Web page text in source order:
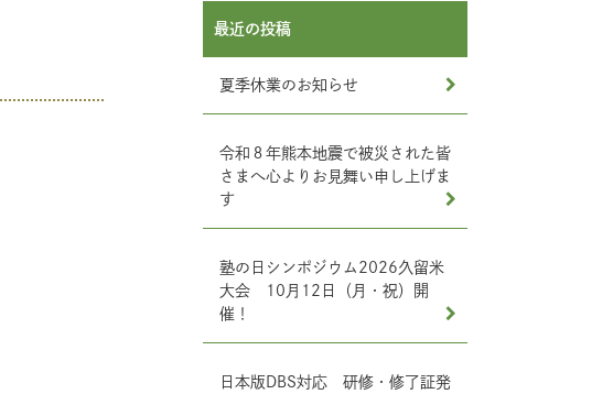
最近の投稿
夏季休業のお知らせ
令和８年熊本地震で被災された皆
さまへ心よりお見舞い申し上げま
す
塾の日シンポジウム2026久留米
大会 10月12日（月・祝）開
催！
日本版DBS対応 研修・修了証発